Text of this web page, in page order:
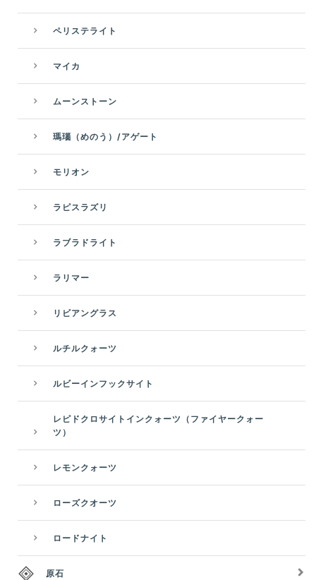
ペリステライト
マイカ
ムーンストーン
瑪瑙（めのう）/アゲート
モリオン
ラピスラズリ
ラブラドライト
ラリマー
リビアングラス
ルチルクォーツ
ルビーインフックサイト
レピドクロサイトインクォーツ（ファイヤークォー
ツ）
レモンクォーツ
ローズクオーツ
ロードナイト
原石